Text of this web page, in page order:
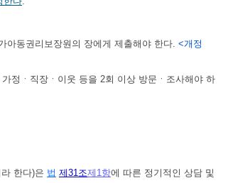
아동권리보장원의 장에게 제출해야 한다. <개정
정ㆍ직장ㆍ이웃 등을 2회 이상 방문ㆍ조사해야 하
한다)은 법 제31조제1항에 따른 정기적인 상담 및